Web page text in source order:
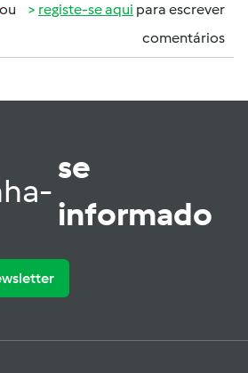
ou registe-se aqui para escrever
comentários
se
informado